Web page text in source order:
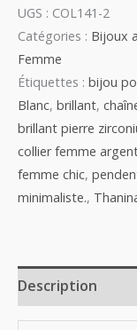
UGS : COL141-2
Catégories : Bijoux
Femme
Étiquettes : bijou
Blanc, brillant,
brillant pierre
collier femme
femme chic,
minimaliste.,
Description